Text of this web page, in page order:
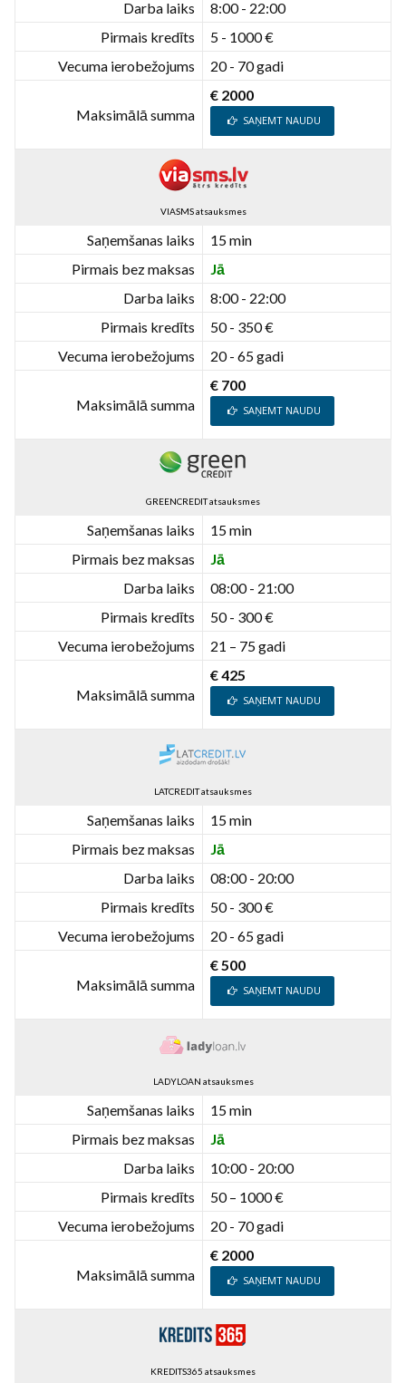
Darba laiks
8:00 - 22:00
Pirmais kredīts
5 - 1000 €
Vecuma ierobežojums
20 - 70 gadi
Maksimālā summa
€ 2000
SAŅEMT NAUDU
VIASMS atsauksmes
Saņemšanas laiks
15 min
Pirmais bez maksas
Jā
Darba laiks
8:00 - 22:00
Pirmais kredīts
50 - 350 €
Vecuma ierobežojums
20 - 65 gadi
Maksimālā summa
€ 700
SAŅEMT NAUDU
GREENCREDIT atsauksmes
Saņemšanas laiks
15 min
Pirmais bez maksas
Jā
Darba laiks
08:00 - 21:00
Pirmais kredīts
50 - 300 €
Vecuma ierobežojums
21 – 75 gadi
Maksimālā summa
€ 425
SAŅEMT NAUDU
LATCREDIT atsauksmes
Saņemšanas laiks
15 min
Pirmais bez maksas
Jā
Darba laiks
08:00 - 20:00
Pirmais kredīts
50 - 300 €
Vecuma ierobežojums
20 - 65 gadi
Maksimālā summa
€ 500
SAŅEMT NAUDU
LADYLOAN atsauksmes
Saņemšanas laiks
15 min
Pirmais bez maksas
Jā
Darba laiks
10:00 - 20:00
Pirmais kredīts
50 – 1000 €
Vecuma ierobežojums
20 - 70 gadi
Maksimālā summa
€ 2000
SAŅEMT NAUDU
KREDITS365 atsauksmes